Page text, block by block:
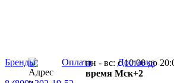
Бренды Оплата Доставка
пн - вс: с 10:00 до
время Мск+2